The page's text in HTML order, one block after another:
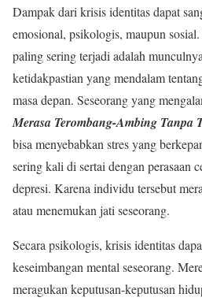
Dampak dari krisis identitas dapat
emosional, psikologis, maupun
paling sering terjadi adalah
ketidakpastian yang mendalam
masa depan. Seseorang yang
Merasa Terombang-Ambing Tanpa
bisa menyebabkan stres yang
sering kali di sertai dengan perasaan
depresi. Karena individu tersebut
atau menemukan jati seseorang.
Secara psikologis, krisis identitas
keseimbangan mental seseorang.
meragukan keputusan-keputusan